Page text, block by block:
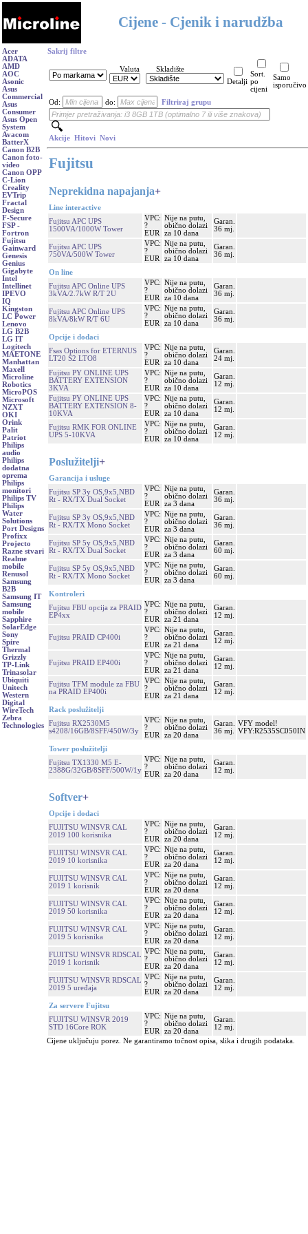
Cijene - Cjenik i narudžba
Acer
ADATA
AMD
AOC
Asonic
Asus
Commercial
Asus
Consumer
Asus Open
System
Avacom
BatterX
Canon B2B
Canon foto-
video
Canon OPP
C-Lion
Creality
EVTrip
Fractal
Design
F-Secure
FSP -
Fortron
Fujitsu
Gainward
Genesis
Genius
Gigabyte
Intel
Intellinet
IPEVO
IQ
Kingston
LC Power
Lenovo
LG B2B
LG IT
Logitech
MAETONE
Manhattan
Maxell
Microline
Robotics
MicroPOS
Microsoft
NZXT
OKI
Orink
Palit
Patriot
Philips
audio
Philips
dodatna
oprema
Philips
monitori
Philips TV
Philips
Water
Solutions
Port Designs
Profixx
Projecto
Razne stvari
Realme
mobile
Renusol
Samsung
B2B
Samsung IT
Samsung
mobile
Sapphire
SolarEdge
Sony
Spire
Thermal
Grizzly
TP-Link
Trinasolar
Ubiquiti
Unitech
Western
Digital
WireTech
Zebra
Technologies
Sakrij filtre
Valuta
Skladište
Detalji
Sort.
po
cijeni
Samo
isporučivo
Od: do: Filtriraj grupu
Akcije Hitovi Novi
Fujitsu
Neprekidna napajanja+
Line interactive
Fujitsu APC UPS
1500VA/1000W Tower
VPC:
?
EUR
Nije na putu,
obično dolazi
za 10 dana
Garan.
36 mj.
Fujitsu APC UPS
750VA/500W Tower
VPC:
?
EUR
Nije na putu,
obično dolazi
za 10 dana
Garan.
36 mj.
On line
Fujitsu APC Online UPS
3kVA/2.7kW R/T 2U
VPC:
?
EUR
Nije na putu,
obično dolazi
za 10 dana
Garan.
36 mj.
Fujitsu APC Online UPS
8kVA/8kW R/T 6U
VPC:
?
EUR
Nije na putu,
obično dolazi
za 10 dana
Garan.
36 mj.
Opcije i dodaci
Fsas Options for ETERNUS
LT20 S2 LTO8
VPC:
?
EUR
Nije na putu,
obično dolazi
za 10 dana
Garan.
24 mj.
Fujitsu PY ONLINE UPS
BATTERY EXTENSION
3KVA
VPC:
?
EUR
Nije na putu,
obično dolazi
za 10 dana
Garan.
12 mj.
Fujitsu PY ONLINE UPS
BATTERY EXTENSION 8-
10KVA
VPC:
?
EUR
Nije na putu,
obično dolazi
za 10 dana
Garan.
12 mj.
Fujitsu RMK FOR ONLINE
UPS 5-10KVA
VPC:
?
EUR
Nije na putu,
obično dolazi
za 10 dana
Garan.
12 mj.
Poslužitelji+
Garancija i usluge
Fujitsu SP 3y OS,9x5,NBD
Rt - RX/TX Dual Socket
VPC:
?
EUR
Nije na putu,
obično dolazi
za 3 dana
Garan.
36 mj.
Fujitsu SP 3y OS,9x5,NBD
Rt - RX/TX Mono Socket
VPC:
?
EUR
Nije na putu,
obično dolazi
za 3 dana
Garan.
36 mj.
Fujitsu SP 5y OS,9x5,NBD
Rt - RX/TX Dual Socket
VPC:
?
EUR
Nije na putu,
obično dolazi
za 3 dana
Garan.
60 mj.
Fujitsu SP 5y OS,9x5,NBD
Rt - RX/TX Mono Socket
VPC:
?
EUR
Nije na putu,
obično dolazi
za 3 dana
Garan.
60 mj.
Kontroleri
Fujitsu FBU opcija za PRAID
EP4xx
VPC:
?
EUR
Nije na putu,
obično dolazi
za 21 dana
Garan.
12 mj.
Fujitsu PRAID CP400i
VPC:
?
EUR
Nije na putu,
obično dolazi
za 21 dana
Garan.
12 mj.
Fujitsu PRAID EP400i
VPC:
?
EUR
Nije na putu,
obično dolazi
za 21 dana
Garan.
12 mj.
Fujitsu TFM module za FBU
na PRAID EP400i
VPC:
?
EUR
Nije na putu,
obično dolazi
za 21 dana
Garan.
12 mj.
Rack poslužitelji
Fujitsu RX2530M5
s4208/16GB/8SFF/450W/3y
VPC:
?
EUR
Nije na putu,
obično dolazi
za 20 dana
Garan.
36 mj.
VFY model!
VFY:R2535SC050IN
Tower poslužitelji
Fujitsu TX1330 M5 E-
2388G/32GB/8SFF/500W/1y
VPC:
?
EUR
Nije na putu,
obično dolazi
za 20 dana
Garan.
12 mj.
Softver+
Opcije i dodaci
FUJITSU WINSVR CAL
2019 100 korisnika
VPC:
?
EUR
Nije na putu,
obično dolazi
za 20 dana
Garan.
12 mj.
FUJITSU WINSVR CAL
2019 10 korisnika
VPC:
?
EUR
Nije na putu,
obično dolazi
za 20 dana
Garan.
12 mj.
FUJITSU WINSVR CAL
2019 1 korisnik
VPC:
?
EUR
Nije na putu,
obično dolazi
za 20 dana
Garan.
12 mj.
FUJITSU WINSVR CAL
2019 50 korisnika
VPC:
?
EUR
Nije na putu,
obično dolazi
za 20 dana
Garan.
12 mj.
FUJITSU WINSVR CAL
2019 5 korisnika
VPC:
?
EUR
Nije na putu,
obično dolazi
za 20 dana
Garan.
12 mj.
FUJITSU WINSVR RDSCAL
2019 1 korisnik
VPC:
?
EUR
Nije na putu,
obično dolazi
za 20 dana
Garan.
12 mj.
FUJITSU WINSVR RDSCAL
2019 5 uređaja
VPC:
?
EUR
Nije na putu,
obično dolazi
za 20 dana
Garan.
12 mj.
Za servere Fujitsu
FUJITSU WINSVR 2019
STD 16Core ROK
VPC:
?
EUR
Nije na putu,
obično dolazi
za 20 dana
Garan.
12 mj.
Cijene uključuju porez. Ne garantiramo točnost opisa, slika i drugih podataka.